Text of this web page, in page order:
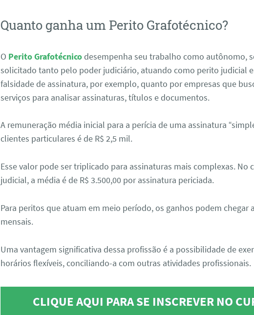
Quanto ganha um Perito Grafotécnico?
O Perito Grafotécnico desempenha seu trabalho como autônomo,
solicitado tanto pelo poder judiciário, atuando como perito judicial
falsidade de assinatura, por exemplo, quanto por empresas que
serviços para analisar assinaturas, títulos e documentos.
A remuneração média inicial para a perícia de uma assinatura
clientes particulares é de R$ 2,5 mil.
Esse valor pode ser triplicado para assinaturas mais complexas. No
judicial, a média é de R$ 3.500,00 por assinatura periciada.
Para peritos que atuam em meio período, os ganhos podem chegar
mensais.
Uma vantagem significativa dessa profissão é a possibilidade de
horários flexíveis, conciliando-a com outras atividades profissionais.
CLIQUE AQUI PARA SE INSCREVER NO